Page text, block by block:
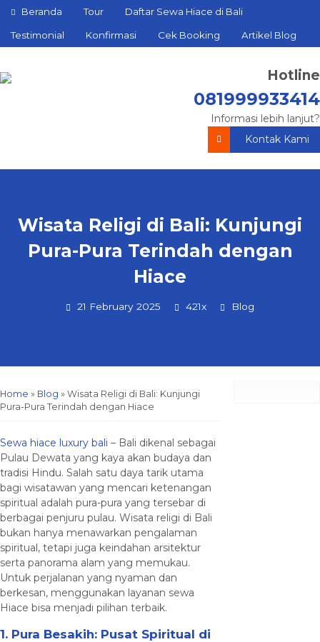
Beranda Tour Daftar Sewa Hiace di Bali
Testimonial Konfirmasi Cek Booking Artikel Blog
Hotline
081999933414
Informasi lebih lanjut?
Kontak Kami
Wisata Religi di Bali: Kunjungi
Pura-Pura Terindah dengan
Hiace
21 February 2025 421x Blog
Home » Blog » Wisata Religi di Bali: Kunjungi
Pura-Pura Terindah dengan Hiace
Sewa hiace luxury bali – Bali dikenal sebagai
Pulau Dewata yang kaya akan budaya dan
tradisi Hindu. Salah satu daya tarik utama
bagi wisatawan yang mencari ketenangan
spiritual adalah pura-pura yang tersebar di
berbagai penjuru pulau. Wisata religi di Bali
bukan hanya menawarkan pengalaman
spiritual, tetapi juga keindahan arsitektur
serta panorama alam yang memukau.
Untuk perjalanan yang nyaman dan
berkesan, menggunakan layanan sewa
Hiace bisa menjadi pilihan terbaik.
1. Pura Besakih: Pusat Spiritual di